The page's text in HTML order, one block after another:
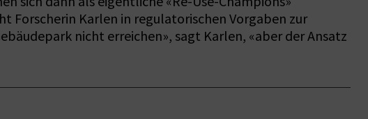
Forscherin Karlen in regulatorischen Vorgaben zur
nicht erreichen», sagt Karlen, «aber der Ansatz